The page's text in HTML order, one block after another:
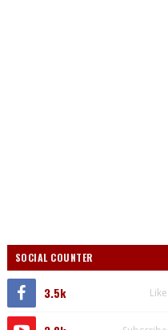
SOCIAL COUNTER
3.5k